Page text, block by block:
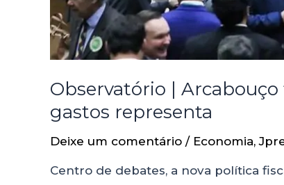
Observatório |
gastos representa
Deixe um comentário / Economia,
Centro de debates, a nova política